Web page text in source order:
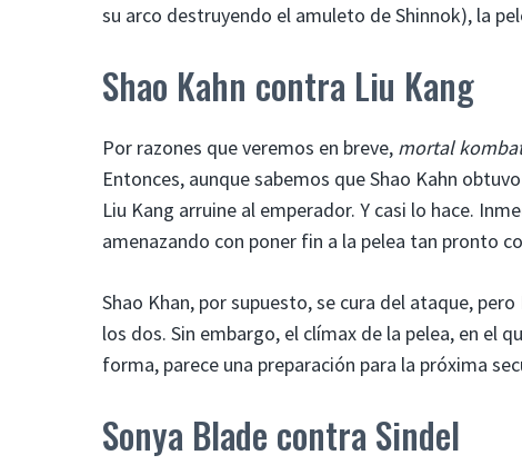
su arco destruyendo el amuleto de Shinnok), la
Shao Kahn contra Liu Kang
Por razones que veremos en breve, mortal
Entonces, aunque sabemos que Shao Kahn
Liu Kang arruine al emperador. Y casi lo hace.
amenazando con poner fin a la pelea tan pronto
Shao Khan, por supuesto, se cura del ataque,
los dos. Sin embargo, el clímax de la pelea, en el
forma, parece una preparación para la próxima
Sonya Blade contra Sindel